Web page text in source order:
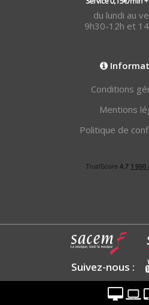
du lundi au
9h30-12h et
Conditions
Mentions
Politique de
Suivez-nous :